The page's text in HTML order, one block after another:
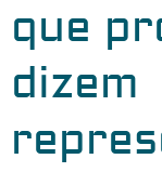
que
dizem